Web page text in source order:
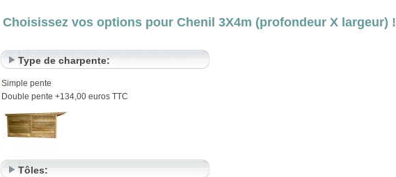
Choisissez vos options pour Chenil 3X4m (profondeur X largeur) !
Type de charpente:
Simple pente
Double pente +134,00 euros TTC
Tôles: